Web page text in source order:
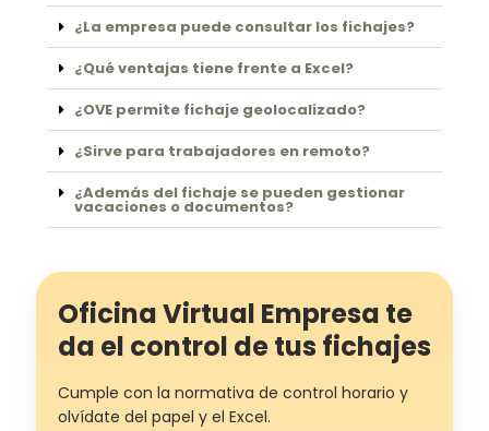
¿La empresa puede consultar los fichajes?
¿Qué ventajas tiene frente a Excel?
¿OVE permite fichaje geolocalizado?
¿Sirve para trabajadores en remoto?
¿Además del fichaje se pueden gestionar
vacaciones o documentos?
Oficina Virtual Empresa te
da el control de tus fichajes
Cumple con la normativa de control horario y
olvídate del papel y el Excel.